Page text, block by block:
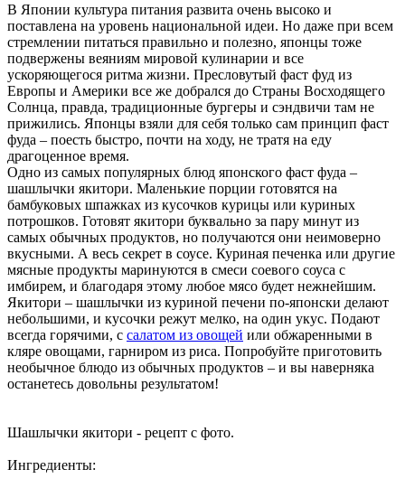
В Японии культура питания развита очень высоко и
поставлена на уровень национальной идеи. Но даже при всем
стремлении питаться правильно и полезно, японцы тоже
подвержены веяниям мировой кулинарии и все
ускоряющегося ритма жизни. Пресловутый фаст фуд из
Европы и Америки все же добрался до Страны Восходящего
Солнца, правда, традиционные бургеры и сэндвичи там не
прижились. Японцы взяли для себя только сам принцип фаст
фуда – поесть быстро, почти на ходу, не тратя на еду
драгоценное время.
Одно из самых популярных блюд японского фаст фуда –
шашлычки якитори. Маленькие порции готовятся на
бамбуковых шпажках из кусочков курицы или куриных
потрошков. Готовят якитори буквально за пару минут из
самых обычных продуктов, но получаются они неимоверно
вкусными. А весь секрет в соусе. Куриная печенка или другие
мясные продукты маринуются в смеси соевого соуса с
имбирем, и благодаря этому любое мясо будет нежнейшим.
Якитори – шашлычки из куриной печени по-японски делают
небольшими, и кусочки режут мелко, на один укус. Подают
всегда горячими, с салатом из овощей или обжаренными в
кляре овощами, гарниром из риса. Попробуйте приготовить
необычное блюдо из обычных продуктов – и вы наверняка
останетесь довольны результатом!
Шашлычки якитори - рецепт с фото.
Ингредиенты: